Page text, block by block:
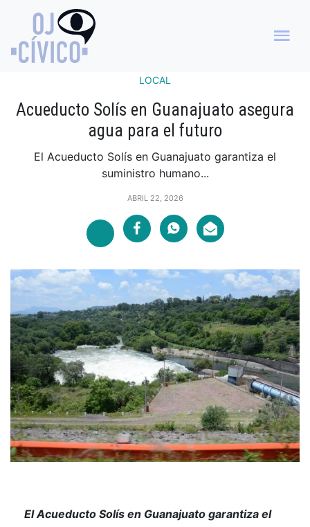
LOCAL
Acueducto Solís en Guanajuato asegura
agua para el futuro
El Acueducto Solís en Guanajuato garantiza el
suministro humano...
ABRIL 22, 2026
El Acueducto Solís en Guanajuato garantiza el